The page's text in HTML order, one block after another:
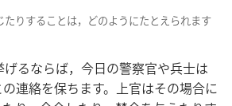
たりすることは，どのようにたとえられます
るならば，今日の警察官や兵士は
連絡を保ちます。上官はその場合に